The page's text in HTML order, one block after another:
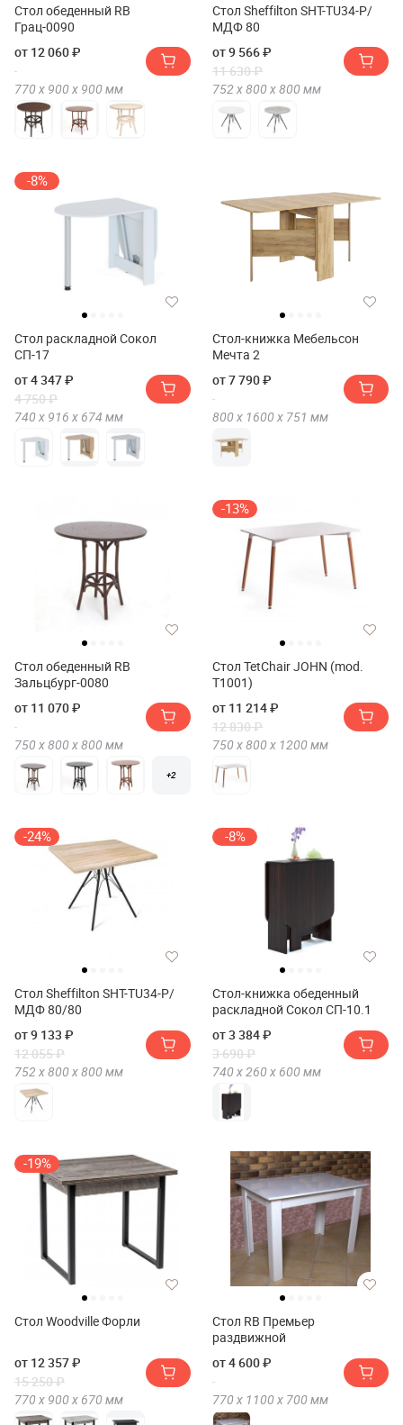
Стол обеденный RB
Грац-0090
от 12 060 ₽
770 х 900 х 900 мм
Стол Sheffilton SHT-TU34-P/
МДФ 80
от 9 566 ₽
11 630 ₽
752 х800 х800 мм
-8%
Стол раскладной Сокол
СП-17
от 4 347 ₽
4 750 ₽
740 х 916 х 674 мм
Стол-книжка Мебельсон
Мечта 2
от 7 790 ₽
800 х 1600 х 751 мм
Стол обеденный RB
Зальцбург-0080
от 11 070 ₽
750 х800 х800 мм
+2
-13%
Стол TetChair JOHN (mod.
T1001)
от 11 214 ₽
12 830 ₽
750 х800 х 1200 мм
-24%
Стол Sheffilton SHT-TU34-P/
МДФ 80/80
от 9 133 ₽
12 055 ₽
752 х800 х800 мм
-8%
Стол-книжка обеденный
раскладной Сокол СП-10.1
от 3 384 ₽
3 690 ₽
740 х260 х 600 мм
-19%
Стол Woodville Форли
от 12 357 ₽
15 250 ₽
770 х 900 х 670 мм
Стол RB Премьер
раздвижной
от 4 600 ₽
770 х 1100 х 700 мм